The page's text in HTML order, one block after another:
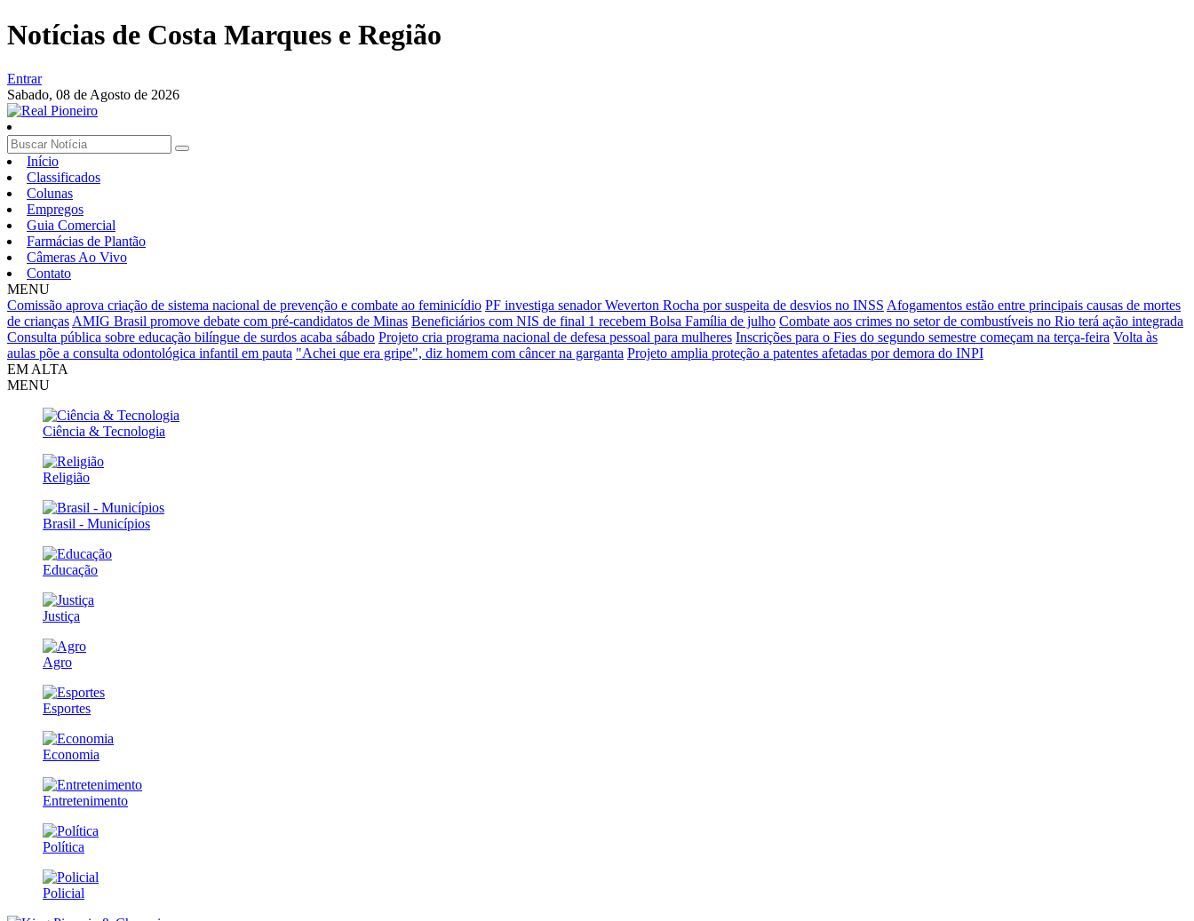
Notícias de Costa Marques e Região
Entrar
Sabado, 08 de Agosto de 2026
Início
Classificados
Colunas
Empregos
Guia Comercial
Farmácias de Plantão
Câmeras Ao Vivo
Contato
MENU
Comissão aprova criação de sistema nacional de prevenção e combate ao feminicídio PF investiga senador Weverton Rocha por suspeita de desvios no INSS Afogamentos estão entre principais causas de mortes
de crianças AMIG Brasil promove debate com pré-candidatos de Minas Beneficiários com NIS de final 1 recebem Bolsa Família de julho Combate aos crimes no setor de combustíveis no Rio terá ação integrada
Consulta pública sobre educação bilíngue de surdos acaba sábado Projeto cria programa nacional de defesa pessoal para mulheres Inscrições para o Fies do segundo semestre começam na terça-feira Volta às
aulas põe a consulta odontológica infantil em pauta "Achei que era gripe", diz homem com câncer na garganta Projeto amplia proteção a patentes afetadas por demora do INPI
EM ALTA
MENU
Ciência & Tecnologia
Religião
Brasil - Municípios
Educação
Justiça
Agro
Esportes
Economia
Entretenimento
Política
Policial